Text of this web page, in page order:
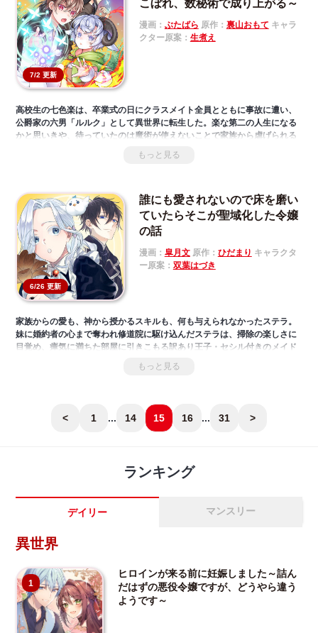
い、ここに開幕！
7/2 更新
こぼれ、数秘術で成り上がる～
漫画： ぶたばら 原作： 裏山おもて キャラ
クター原案： 生煮え
高校生の七色楽は、卒業式の日にクラスメイト全員とともに事故に遭い、
公爵家の六男「ルルク」として異世界に転生した。楽な第二の人生になる
かと思いきや、待っていたのは魔術が使えないことで家族から虐げられる
『数秘術』という回復や召喚など、様々な力のある最強チートスキルを持
もっと見る
6/26 更新
誰にも愛されないので床を磨い
ていたらそこが聖域化した令嬢
の話
漫画： 皐月文原作： ひだまり キャラクタ
ー原案： 双葉はづき
家族からの愛も、神から授かるスキルも、何も与えられなかったステラ。
妹に婚約者の心まで奪われ修道院に駆け込んだステラは、掃除の楽しさに
目覚め、瘴気に満ちた部屋に引きこもる訳あり王子・セシル付きのメイド
になることに!すると、いつの間にか“浄化"のスキルを身に付けていて――
彼の“破壊"スキルとの合わせ技で、なんと魔獣がもふもふ聖獣に変身!そん
もっと見る
< 1 ... 14 15 16 ... 31 >
ランキング
デイリー マンスリー
異世界
1
ヒロインが来る前に妊娠しました～詰ん
だはずの悪役令嬢ですが、どうやら違う
ようです～